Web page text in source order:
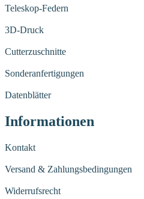
Teleskop-Federn
3D-Druck
Cutterzuschnitte
Sonderanfertigungen
Datenblätter
Informationen
Kontakt
Versand & Zahlungsbedingungen
Widerrufsrecht